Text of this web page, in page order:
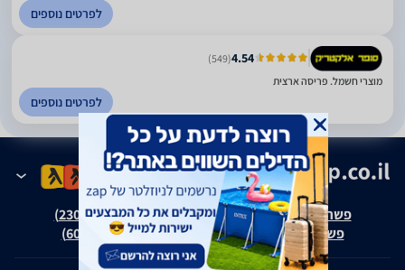
לפרטים נוספים
4.54
(549)
מוצרי חשמל. פריסה ארצית
לפרטים נוספים
פשרה בת"צ אבנצ'יק נ' זאפ גרופ (ת"צ 23008-08-20)
פשרה בת"צ כהנים נ' זאפ גרופ (ת"צ 60371-12-19)